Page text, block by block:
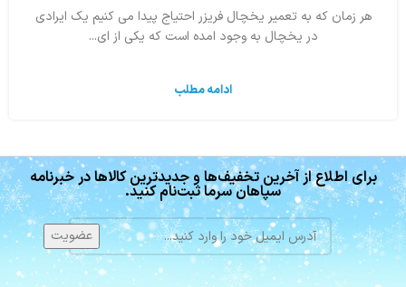
هر زمان که به تعمیر یخچال فریزر احتیاج پیدا می کنیم یک ایرادی
در یخچال به وجود امده است که یکی از ای...
ادامه مطلب
برای اطلاع از آخرین تخفیف‌ها و جدیدترین کالاها در خبرنامه
سپاهان سرما ثبت‌نام کنید.